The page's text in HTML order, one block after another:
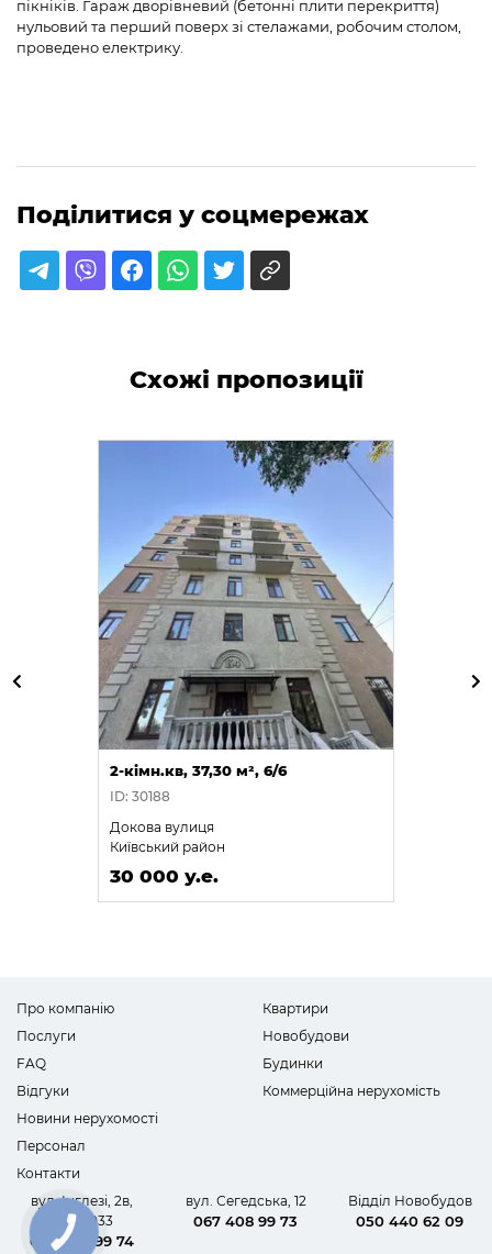
пікніків. Гараж дворівневий (бетонні плити перекриття)
нульовий та перший поверх зі стелажами, робочим столом,
проведено електрику.
Поділитися у соцмережах
Схожі пропозиції
2-кімн.кв, 37,30 м², 6/6
ID: 30188
Докова вулиця
Київський район
30 000 у.е.
Про компанію
Послуги
FAQ
Відгуки
Новини нерухомості
Персонал
Контакти
Квартири
Новобудови
Будинки
Коммерційна нерухомість
вул. Інглезі, 2в,
офіс 1033
067 408 99 74
вул. Сегедська, 12
067 408 99 73
Відділ Новобудов
050 440 62 09
КНОПКА
ЗВ'ЯЗКУ